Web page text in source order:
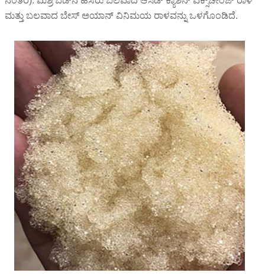
ಮತ್ತು ಬಲವಾದ ಬೇಸ್ ಅಯಾನ್ ವಿನಿಮಯ ರಾಳವನ್ನು ಒಳಗೊಂಡಿದೆ.